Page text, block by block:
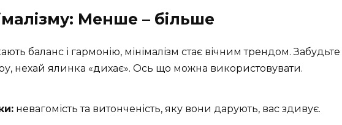
Менше – більше
баланс і гармонію, мінімалізм стає вічним трендом. Забудьте
нехай ялинка «дихає». Ось що можна використовувати.
невагомість та витонченість, яку вони дарують, вас здивує.